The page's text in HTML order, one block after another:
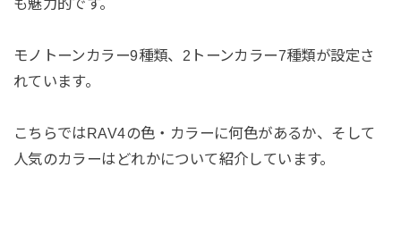
も魅力的です。
モノトーンカラー9種類、2トーンカラー7種類が設定さ
れています。
こちらではRAV4の色・カラーに何色があるか、そして
人気のカラーはどれかについて紹介しています。